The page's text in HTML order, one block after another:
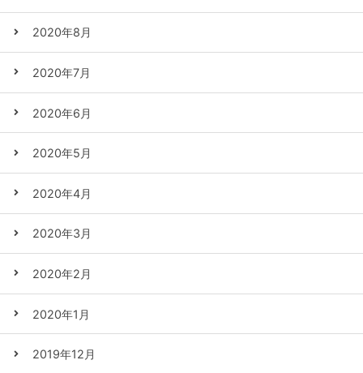
2020年8月
2020年7月
2020年6月
2020年5月
2020年4月
2020年3月
2020年2月
2020年1月
2019年12月